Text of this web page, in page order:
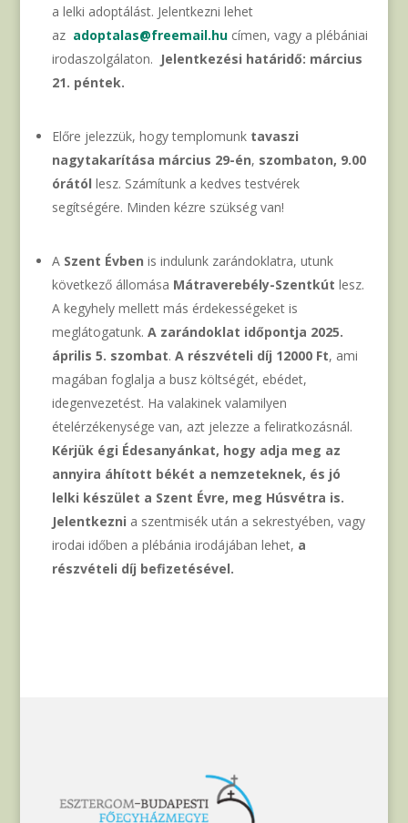
a lelki adoptálást. Jelentkezni lehet
az adoptalas@freemail.hucímen, vagy a plébániai
irodaszolgálaton. Jelentkezési határidő: március
21. péntek.
Előre jelezzük, hogy templomunk tavaszi
nagytakarítása március 29-én, szombaton, 9.00
órától lesz. Számítunk a kedves testvérek
segítségére. Minden kézre szükség van!
A Szent Évben is indulunk zarándoklatra, utunk
következő állomása Mátraverebély-Szentkút lesz.
A kegyhely mellett más érdekességeket is
meglátogatunk. A zarándoklat időpontja 2025.
április 5. szombat. A részvételi díj 12000 Ft, ami
magában foglalja a busz költségét, ebédet,
idegenvezetést. Ha valakinek valamilyen
ételérzékenysége van, azt jelezze a feliratkozásnál.
Kérjük égi Édesanyánkat, hogy adja meg az
annyira áhított békét a nemzeteknek, és jó
lelki készület a Szent Évre, meg Húsvétra is.
Jelentkezni a szentmisék után a sekrestyében, vagy
irodai időben a plébánia irodájában lehet, a
részvételi díj befizetésével.